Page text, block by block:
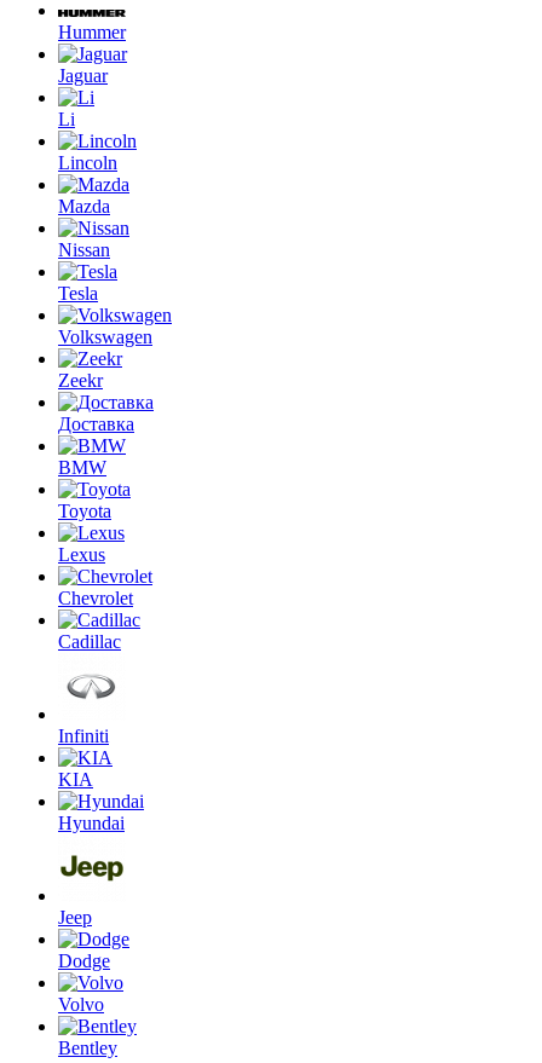
Hummer
Jaguar
Li
Lincoln
Mazda
Nissan
Tesla
Volkswagen
Zeekr
Доставка
BMW
Toyota
Lexus
Chevrolet
Cadillac
Infiniti
KIA
Hyundai
Jeep
Dodge
Volvo
Bentley